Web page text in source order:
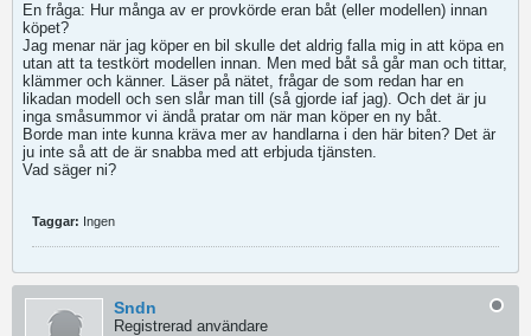
En fråga: Hur många av er provkörde eran båt (eller modellen) innan
köpet?
Jag menar när jag köper en bil skulle det aldrig falla mig in att köpa en
utan att ta testkört modellen innan. Men med båt så går man och tittar,
klämmer och känner. Läser på nätet, frågar de som redan har en
likadan modell och sen slår man till (så gjorde iaf jag). Och det är ju
inga småsummor vi ändå pratar om när man köper en ny båt.
Borde man inte kunna kräva mer av handlarna i den här biten? Det är
ju inte så att de är snabba med att erbjuda tjänsten.
Vad säger ni?
Taggar: Ingen
Sndn
Registrerad användare